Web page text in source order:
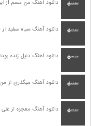
دانلود آهنگ من مسم از
دانلود آهنگ سیاه سفید
دانلود آهنگ دلیل زنده
دانلود آهنگ میگذری از
دانلود آهنگ معجزه از